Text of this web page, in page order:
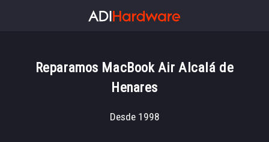
Reparamos MacBook Air Alcalá de
Henares
Desde 1998